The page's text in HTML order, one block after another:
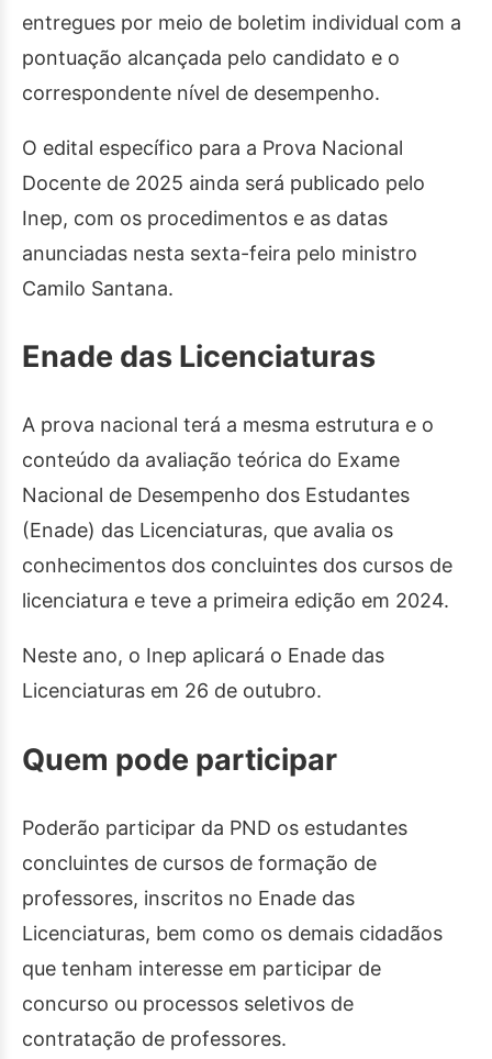
entregues por meio de boletim individual com a
pontuação alcançada pelo candidato e o
correspondente nível de desempenho.
O edital específico para a Prova Nacional
Docente de 2025 ainda será publicado pelo
Inep, com os procedimentos e as datas
anunciadas nesta sexta-feira pelo ministro
Camilo Santana.
Enade das Licenciaturas
A prova nacional terá a mesma estrutura e o
conteúdo da avaliação teórica do Exame
Nacional de Desempenho dos Estudantes
(Enade) das Licenciaturas, que avalia os
conhecimentos dos concluintes dos cursos de
licenciatura e teve a primeira edição em 2024.
Neste ano, o Inep aplicará o Enade das
Licenciaturas em 26 de outubro.
Quem pode participar
Poderão participar da PND os estudantes
concluintes de cursos de formação de
professores, inscritos no Enade das
Licenciaturas, bem como os demais cidadãos
que tenham interesse em participar de
concurso ou processos seletivos de
contratação de professores.